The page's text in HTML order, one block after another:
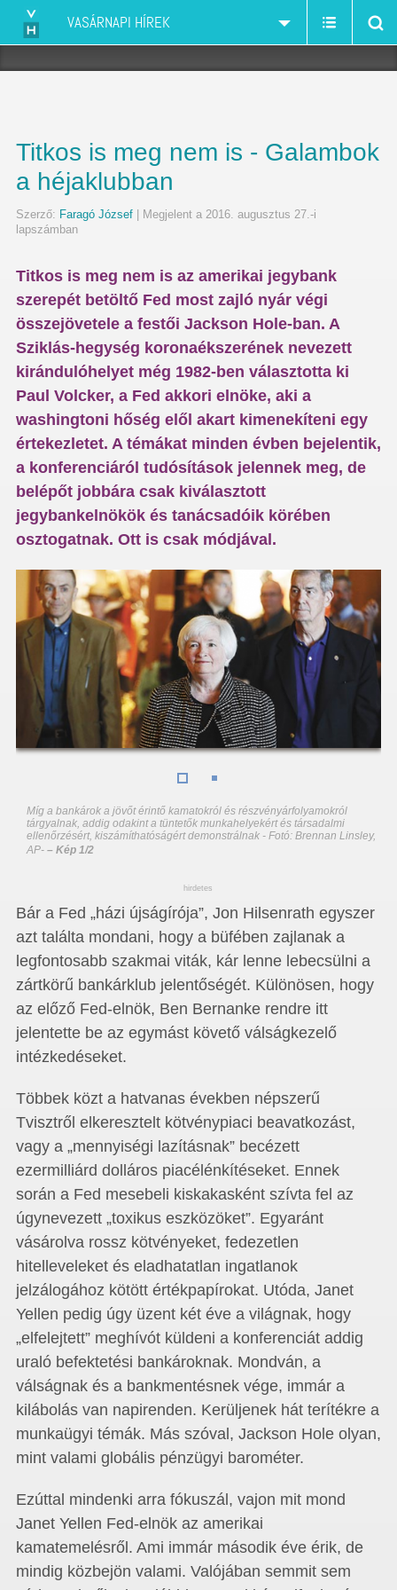
VASÁRNAPI HÍREK
Titkos is meg nem is - Galambok
a héjaklubban
Szerző: Faragó József| Megjelent a 2016. augusztus 27.-i
lapszámban
Titkos is meg nem is az amerikai jegybank
szerepét betöltő Fed most zajló nyár végi
összejövetele a festői Jackson Hole-ban. A
Sziklás-hegység koronaékszerének nevezett
kirándulóhelyet még 1982-ben választotta ki
Paul Volcker, a Fed akkori elnöke, aki a
washingtoni hőség elől akart kimenekíteni egy
értekezletet. A témákat minden évben bejelentik,
a konferenciáról tudósítások jelennek meg, de
belépőt jobbára csak kiválasztott
jegybankelnökök és tanácsadóik körében
osztogatnak. Ott is csak módjával.
Míg a bankárok a jövőt érintő kamatokról és részvényárfolyamokról
tárgyalnak, addig odakint a tüntetők munkahelyekért és társadalmi
ellenőrzésért, kiszámíthatóságért demonstrálnak - Fotó: Brennan Linsley,
AP-– Kép 1/2
hirdetes
Bár a Fed „házi újságírója”, Jon Hilsenrath egyszer
azt találta mondani, hogy a büfében zajlanak a
legfontosabb szakmai viták, kár lenne lebecsülni a
zártkörű bankárklub jelentőségét. Különösen, hogy
az előző Fed-elnök, Ben Bernanke rendre itt
jelentette be az egymást követő válságkezelő
intézkedéseket.
Többek közt a hatvanas években népszerű
Tvisztről elkeresztelt kötvénypiaci beavatkozást,
vagy a „mennyiségi lazításnak” becézett
ezermilliárd dolláros piacélénkítéseket. Ennek
során a Fed mesebeli kiskakasként szívta fel az
úgynevezett „toxikus eszközöket”. Egyaránt
vásárolva rossz kötvényeket, fedezetlen
hitelleveleket és eladhatatlan ingatlanok
jelzálogához kötött értékpapírokat. Utóda, Janet
Yellen pedig úgy üzent két éve a világnak, hogy
„elfelejtett” meghívót küldeni a konferenciát addig
uraló befektetési bankároknak. Mondván, a
válságnak és a bankmentésnek vége, immár a
kilábolás van napirenden. Kerüljenek hát terítékre a
munkaügyi témák. Más szóval, Jackson Hole olyan,
mint valami globális pénzügyi barométer.
Ezúttal mindenki arra fókuszál, vajon mit mond
Janet Yellen Fed-elnök az amerikai
kamatemelésről. Ami immár második éve érik, de
mindig közbejön valami. Valójában semmit sem